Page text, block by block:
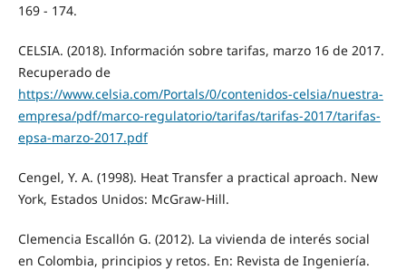
169 - 174.
CELSIA. (2018). Información sobre tarifas, marzo 16 de 2017.
Recuperado de
https://www.celsia.com/Portals/0/contenidos-celsia/nuestra-
empresa/pdf/marco-regulatorio/tarifas/tarifas-2017/tarifas-
epsa-marzo-2017.pdf
Cengel, Y. A. (1998). Heat Transfer a practical aproach. New
York, Estados Unidos: McGraw-Hill.
Clemencia Escallón G. (2012). La vivienda de interés social
en Colombia, principios y retos. En: Revista de Ingeniería.